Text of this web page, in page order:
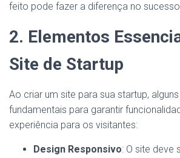
feito pode fazer a diferença no
2. Elementos
Site de Startup
Ao criar um site para sua startup,
fundamentais para garantir
experiência para os visitantes:
Design Responsivo: O site deve